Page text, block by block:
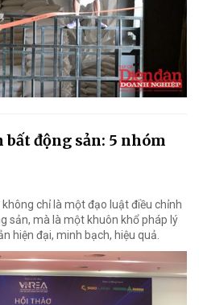
bất động sản: 5 nhóm
chỉ là một đạo luật điều chỉnh
sản, mà là một khuôn khổ pháp lý
hiện đại, minh bạch, hiệu quả.